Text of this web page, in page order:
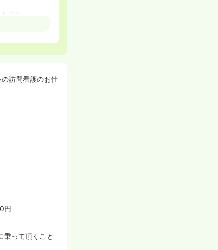
す！
、一人前の訪
クなど、しっ
援事業所な
のしっかりし
訪問看護のお仕
円
乗って頂くこと